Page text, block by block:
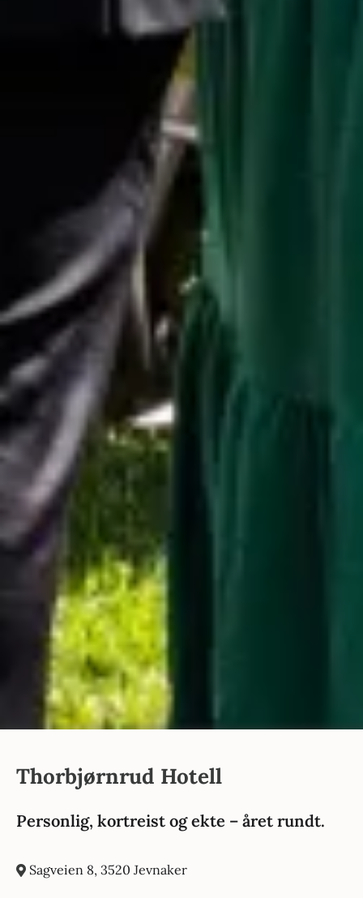
Thorbjørnrud Hotell
Personlig, kortreist og ekte – året rundt.
Sagveien 8, 3520 Jevnaker